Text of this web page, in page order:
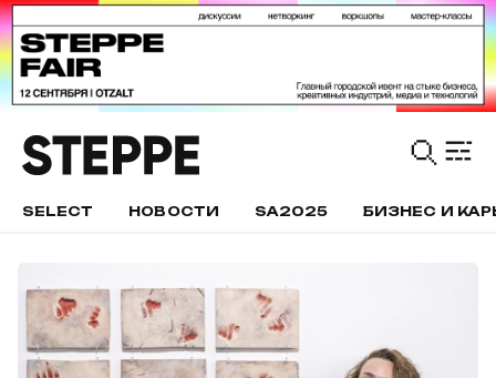
SELECT НОВОСТИ SA2025 БИЗНЕС И